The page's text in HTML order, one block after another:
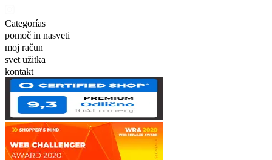
Categorías
pomoč in nasveti
moj račun
svet užitka
kontakt